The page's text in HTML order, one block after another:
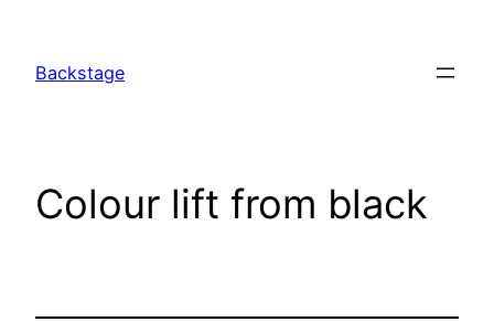
вмісту
Backstage
Colour lift from black